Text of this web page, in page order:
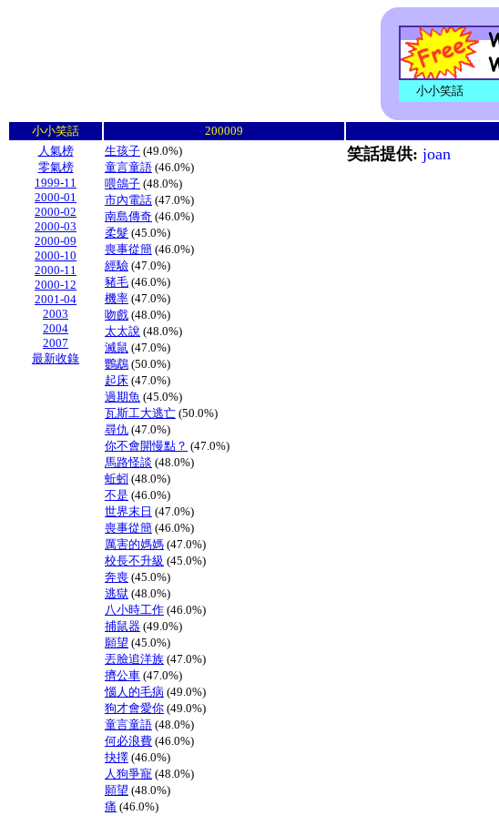
小小笑話
小小笑話
200009
人氣榜
零氣榜
1999-11
2000-01
2000-02
2000-03
2000-09
2000-10
2000-11
2000-12
2001-04
2003
2004
2007
最新收錄
生孩子 (49.0%)
童言童語 (46.0%)
喂鴿子 (48.0%)
市內電話 (47.0%)
南島傳奇 (46.0%)
柔髮 (45.0%)
喪事從簡 (46.0%)
經驗 (47.0%)
豬毛 (46.0%)
機率 (47.0%)
吻戲 (48.0%)
太太說 (48.0%)
滅鼠 (47.0%)
鸚鵡 (50.0%)
起床 (47.0%)
過期魚 (45.0%)
瓦斯工大逃亡 (50.0%)
尋仇 (47.0%)
你不會開慢點？ (47.0%)
馬路怪談 (48.0%)
蚯蚓 (48.0%)
不是 (46.0%)
世界末日 (47.0%)
喪事從簡 (46.0%)
厲害的媽媽 (47.0%)
校長不升級 (45.0%)
奔喪 (45.0%)
逃獄 (48.0%)
八小時工作 (46.0%)
捕鼠器 (49.0%)
願望 (45.0%)
丟臉追洋族 (47.0%)
擠公車 (47.0%)
惱人的毛病 (49.0%)
狗才會愛你 (49.0%)
童言童語 (48.0%)
何必浪費 (46.0%)
抉擇 (46.0%)
人狗爭寵 (48.0%)
願望 (48.0%)
痛 (46.0%)
笑話提供: joan